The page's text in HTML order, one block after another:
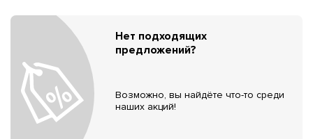
Нет подходящих
предложений?
Возможно, вы найдёте что-то среди
наших акций!